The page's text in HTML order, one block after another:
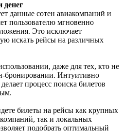
денег
данные сотен авиакомпаний и
пользователю мгновенно
Это исключает
искать рейсы на различных
даже для тех, кто не
бронировании. Интуитивно
процесс поиска билетов
билеты на рейсы как крупных
так и локальных
подобрать оптимальный